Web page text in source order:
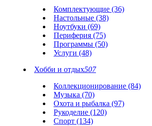
Комплектующие (36)
Настольные (38)
Ноутбуки (69)
Периферия (75)
Программы (50)
Услуги (48)
Хобби и отдых507
Коллекционирование (84)
Музыка (70)
Охота и рыбалка (97)
Рукоделие (120)
Спорт (134)